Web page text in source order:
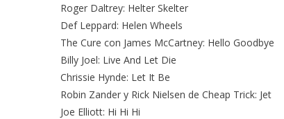
Roger Daltrey: Helter Skelter
Def Leppard: Helen Wheels
The Cure con James McCartney: Hello Goodbye
Billy Joel: Live And Let Die
Chrissie Hynde: Let It Be
Robin Zander y Rick Nielsen de Cheap Trick: Jet
Joe Elliott: Hi Hi Hi